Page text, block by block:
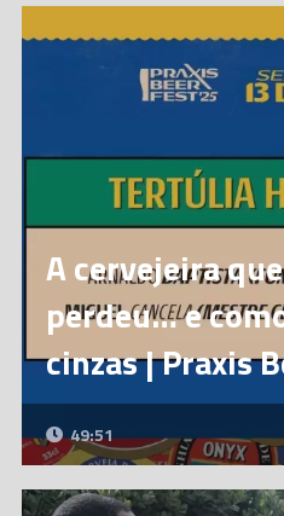
A cervejeira
perdeu… e
cinzas | Praxis
49:51